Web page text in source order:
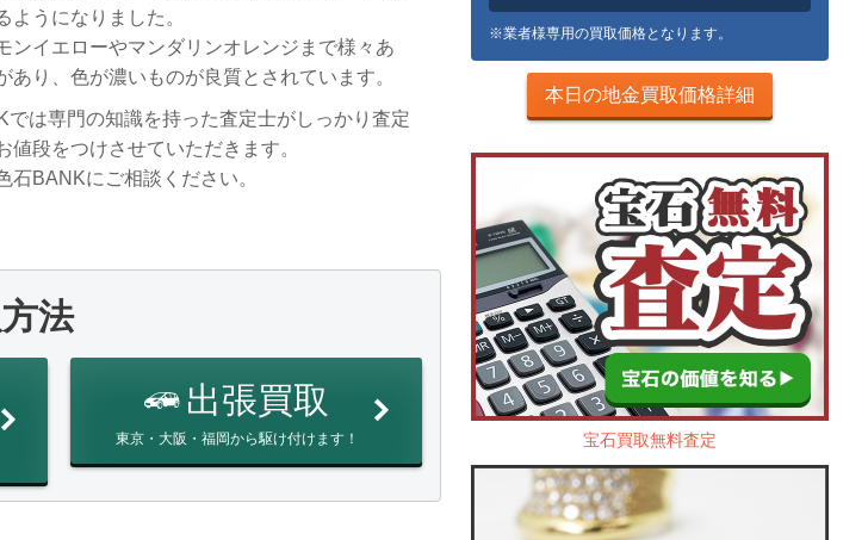
ようになりました。
ンイエローやマンダリンオレンジまで様々あ
あり、色が濃いものが良質とされています。
では専門の知識を持った査定士がしっかり査定
値段をつけさせていただきます。
石BANKにご相談ください。
法
出張買取
東京・大阪・福岡から駆け付けます！
※業者様専用の買取価格となります。
本日の地金買取価格詳細
宝石買取無料査定